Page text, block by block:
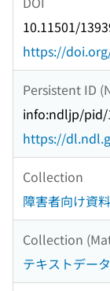
10.11501/
https://
Persistent ID
info:ndljp/pid/
https://
Collection
障害者向け資料
Collection
テキストデータ